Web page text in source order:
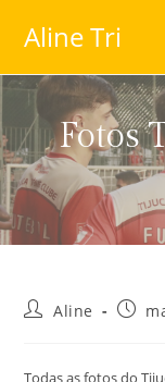
Aline Tri
Fotos
Aline
Todas as fotos do